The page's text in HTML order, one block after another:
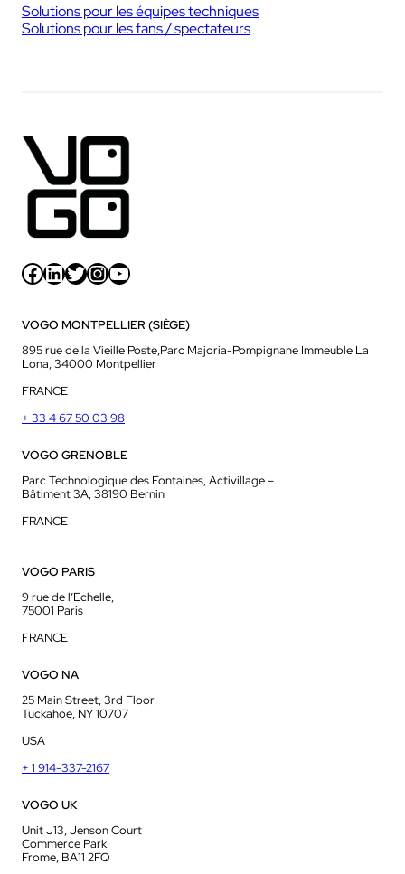
Solutions pour les équipes techniques
Solutions pour les fans / spectateurs
Facebook LinkedIn Twitter InstagramYouTube
VOGO MONTPELLIER (SIÈGE)
895 rue de la Vieille Poste,Parc Majoria-Pompignane Immeuble La
Lona, 34000 Montpellier
FRANCE
+ 33 4 67 50 03 98
VOGO GRENOBLE
Parc Technologique des Fontaines, Activillage –
Bâtiment 3A, 38190 Bernin
FRANCE
VOGO PARIS
9 rue de l’Echelle,
75001 Paris
FRANCE
VOGO NA
25 Main Street, 3rd Floor
Tuckahoe, NY 10707
USA
+ 1 914-337-2167
VOGO UK
Unit J13, Jenson Court
Commerce Park
Frome, BA11 2FQ